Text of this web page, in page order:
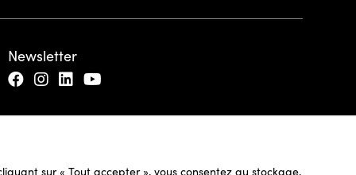
sur « Tout accepter », vous consentez au stockage,
Newsletter